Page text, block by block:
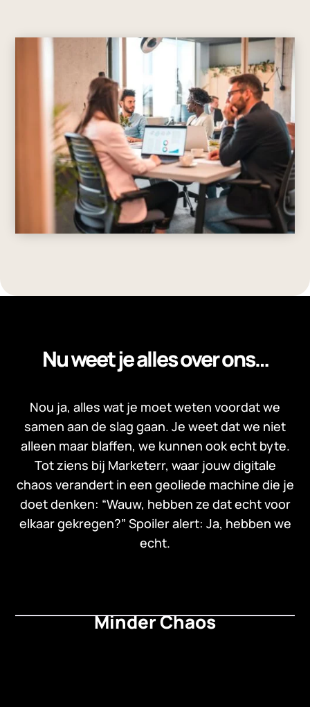
Nu weet je alles over ons…
Nou ja, alles wat je moet weten voordat we
samen aan de slag gaan. Je weet dat we niet
alleen maar blaffen, we kunnen ook echt byte.
Tot ziens bij Marketerr, waar jouw digitale
chaos verandert in een geoliede machine die je
doet denken: “Wauw, hebben ze dat echt voor
elkaar gekregen?” Spoiler alert: Ja, hebben we
echt.
Minder Chaos